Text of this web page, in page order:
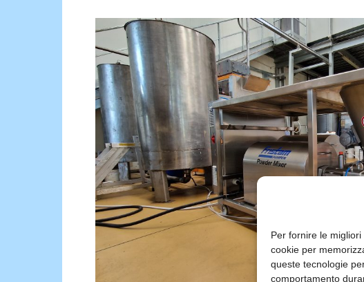
Per fornire le
cookie per
queste tecnologie
comportamento